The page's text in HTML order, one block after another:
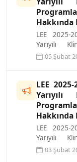
Hakkında
LEE 2025-
Yarıyılı
Programların
05 Şubat
LEE
Hakkında
LEE 2025-
Yarıyılı
Programların
03 Şubat